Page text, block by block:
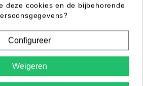
dubbel fantasie collier met blauw
deze cookies en de bijbehorende
Configureer
Weigeren